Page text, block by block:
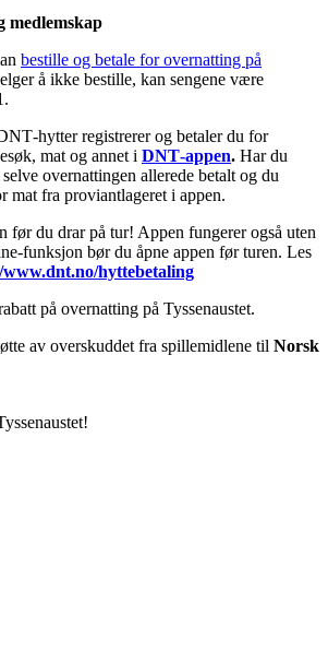
medlemskap
bestille og betale for overnatting på
å ikke bestille, kan sengene være
registrerer og betaler du for
mat og annet i DNT‑appen. Har du
overnattingen allerede betalt og du
mat fra proviantlageret i appen.
før du drar på tur! Appen fungerer også uten
bør du åpne appen før turen. Les
hyttebetaling
på overnatting på Tyssenaustet.
av overskuddet fra spillemidlene til Norsk